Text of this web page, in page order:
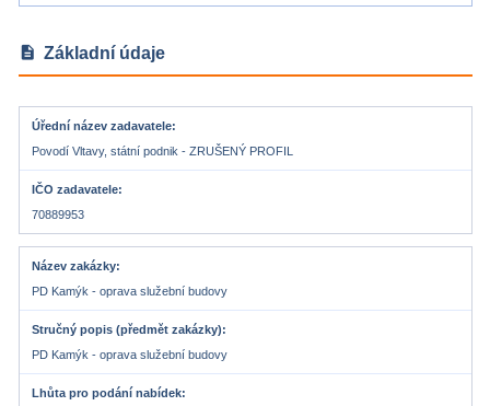
description Základní údaje
Úřední název zadavatele
Povodí Vltavy, státní podnik - ZRUŠENÝ PROFIL
IČO zadavatele
70889953
Název zakázky
PD Kamýk - oprava služební budovy
Stručný popis (předmět zakázky)
PD Kamýk - oprava služební budovy
Lhůta pro podání nabídek